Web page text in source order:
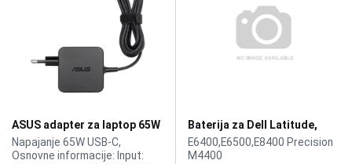
ASUS adapter za laptop 65W
90XB04EN-MPW120 Type-C
Napajanje 65W USB-C,
Osnovne informacije: Input:
Baterija za Dell Latitude,
E6400,E6500,E8400
Precision M4400
E6400,E6500,E8400 Precision
M4400